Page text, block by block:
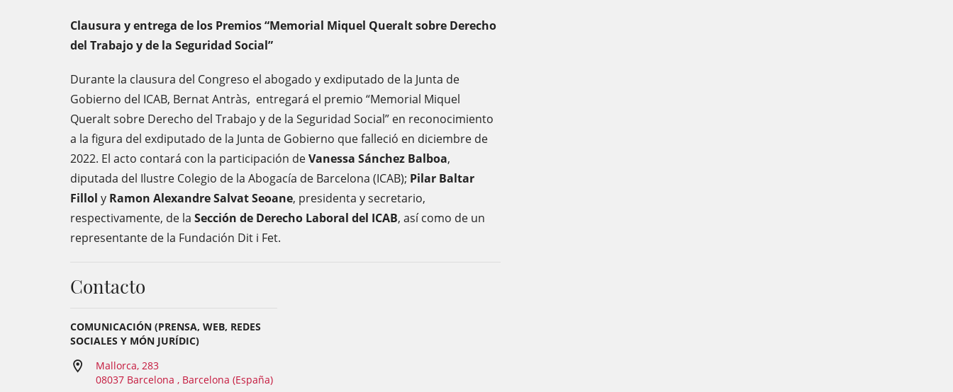
Clausura y entrega de los Premios “Memorial Miquel Queralt sobre Derecho
del Trabajo y de la Seguridad Social”
Durante la clausura del Congreso el abogado y exdiputado de la Junta de
Gobierno del ICAB, Bernat Antràs, entregará el premio “Memorial Miquel
Queralt sobre Derecho del Trabajo y de la Seguridad Social” en reconocimiento
a la figura del exdiputado de la Junta de Gobierno que falleció en diciembre de
2022. El acto contará con la participación deVanessa Sánchez Balboa,
diputada del Ilustre Colegio de la Abogacía de Barcelona (ICAB); Pilar Baltar
Fillol y Ramon Alexandre Salvat Seoane, presidenta y secretario,
respectivamente, de la Sección de Derecho Laboral del ICAB, así como de un
representante de la Fundación Dit i Fet.
Contacto
COMUNICACIÓN (PRENSA, WEB, REDES
SOCIALES Y MÓN JURÍDIC)
Mallorca, 283
08037 Barcelona , Barcelona (España)